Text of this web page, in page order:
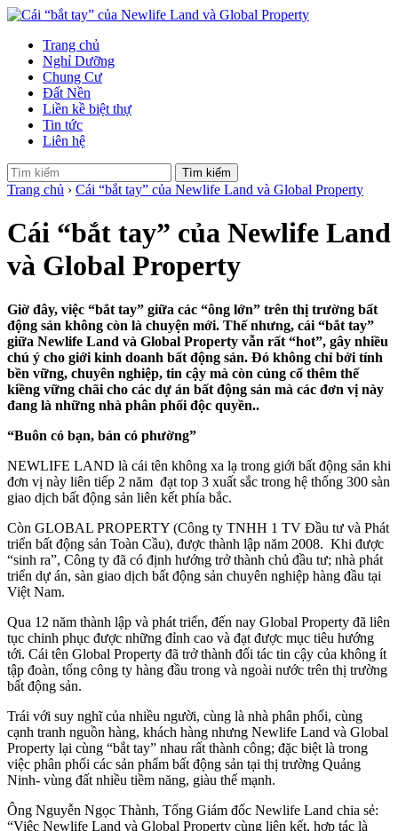
Trang chủ
Nghỉ Dưỡng
Chung Cư
Đất Nền
Liền kề biệt thự
Tin tức
Liên hệ
Tìm kiếm
Trang chủ › Cái “bắt tay” của Newlife Land và Global Property
Cái “bắt tay” của Newlife Land
và Global Property
Giờ đây, việc “bắt tay” giữa các “ông lớn” trên thị trường bất
động sản không còn là chuyện mới. Thế nhưng, cái “bắt tay”
giữa Newlife Land và Global Property vẫn rất “hot”, gây nhiều
chú ý cho giới kinh doanh bất động sản. Đó không chỉ bởi tính
bền vững, chuyên nghiệp, tin cậy mà còn củng cố thêm thế
kiềng vững chãi cho các dự án bất động sản mà các đơn vị này
đang là những nhà phân phối độc quyền..
“Buôn có bạn, bán có phường”
NEWLIFE LAND là cái tên không xa lạ trong giới bất động sản khi
đơn vị này liên tiếp 2 năm đạt top 3 xuất sắc trong hệ thống 300 sàn
giao dịch bất động sản liên kết phía bắc.
Còn GLOBAL PROPERTY (Công ty TNHH 1 TV Đầu tư và Phát
triển bất động sản Toàn Cầu), được thành lập năm 2008. Khi được
“sinh ra”, Công ty đã có định hướng trở thành chủ đầu tư; nhà phát
triển dự án, sàn giao dịch bất động sản chuyên nghiệp hàng đầu tại
Việt Nam.
Qua 12 năm thành lập và phát triển, đến nay Global Property đã liên
tục chinh phục được những đỉnh cao và đạt được mục tiêu hướng
tới. Cái tên Global Property đã trở thành đối tác tin cậy của không ít
tập đoàn, tổng công ty hàng đầu trong và ngoài nước trên thị trường
bất động sản.
Trái với suy nghĩ của nhiều người, cùng là nhà phân phối, cùng
cạnh tranh nguồn hàng, khách hàng nhưng Newlife Land và Global
Property lại cùng “bắt tay” nhau rất thành công; đặc biệt là trong
việc phân phối các sản phẩm bất động sản tại thị trường Quảng
Ninh- vùng đất nhiều tiềm năng, giàu thế mạnh.
Ông Nguyễn Ngọc Thành, Tổng Giám đốc Newlife Land chia sẻ:
“Việc Newlife Land và Global Property cùng liên kết, hợp tác là